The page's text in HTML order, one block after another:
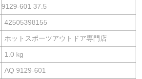
9129-601 37.5
42505398155
ホットスポーツアウトドア専門店
1.0 kg
AQ 9129-601